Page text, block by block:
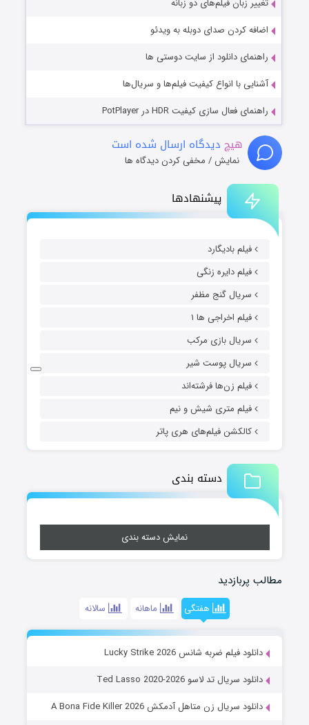
پیشنهادها
فیلم بادیگارد
فیلم دایره زنگی
سریال گنج مظفر
فیلم اخراجی ها ۱
سریال بازی مرکب
سریال پوست شیر
فیلم زن‌ها فرشته‌اند
فیلم متری شیش و نیم
کالکشن فیلم‌های هری پاتر
دسته بندی
نمایش دسته بندی
مطالب پربازدید
هفتگی ماهانه سالانه
دانلود فیلم ضربه شانس Lucky Strike 2026
دانلود سریال تد لاسو Ted Lasso 2020-2026
دانلود سریال زن متاهل آدمکش A Bona Fide Killer 2026
تغییر زبان فیلم‌های دو زبانه
اضافه کردن صدای دوبله به ویدئو
راهنمای دانلود از سایت دوستی ها
آشنایی با انواع کیفیت فیلم‌ها و سریال‌ها
راهنمای فعال سازی کیفیت HDR در PotPlayer
هیچ دیدگاه ارسال شده است
نمایش / مخفی کردن دیدگاه ها